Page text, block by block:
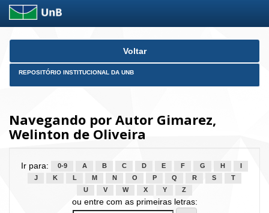
Skip
Voltar
REPOSITÓRIO INSTITUCIONAL DA UNB
Navegando por Autor Gimarez,
Welinton de Oliveira
Ir para: 0-9 A B C D E F G H
J
K L M N O P Q R S
T
U
V W X Y Z
ou entre com as primeiras letras: